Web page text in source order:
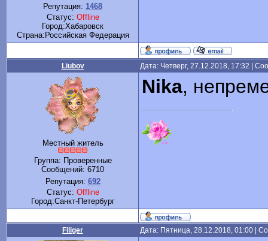
Репутация: 1468
Статус: Offline
Город:Хабаровск
Cтрана:Российская Федерация
Liubov Дата: Четверг, 27.12.2018, 17:32 |
Местный житель
Группа: Проверенные
Сообщений: 6710
Репутация: 692
Статус: Offline
Город:Санкт-Петербург
Nika,
Filiger Дата: Пятница, 28.12.2018, 01:00 |